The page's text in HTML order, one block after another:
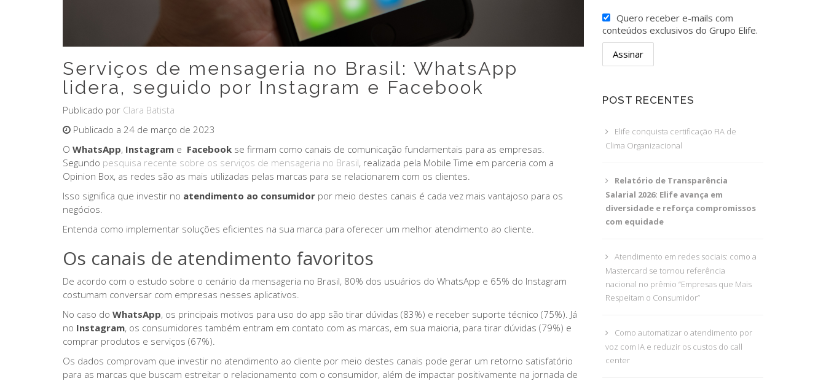
Serviços de mensageria no Brasil: WhatsApp
lidera, seguido por Instagram e Facebook
Publicado por Clara Batista
Publicado a 24 de março de 2023
O WhatsApp, Instagram e Facebook se firmam como canais de comunicação fundamentais para as empresas.
Segundo pesquisa recente sobre os serviços de mensageria no Brasil, realizada pela Mobile Time em parceria com a
Opinion Box, as redes são as mais utilizadas pelas marcas para se relacionarem com os clientes.
Isso significa que investir no atendimento ao consumidor por meio destes canais é cada vez mais vantajoso para os
negócios.
Entenda como implementar soluções eficientes na sua marca para oferecer um melhor atendimento ao cliente.
Os canais de atendimento favoritos
De acordo com o estudo sobre o cenário da mensageria no Brasil, 80% dos usuários do WhatsApp e 65% do Instagram
costumam conversar com empresas nesses aplicativos.
No caso do WhatsApp, os principais motivos para uso do app são tirar dúvidas (83%) e receber suporte técnico (75%). Já
no Instagram, os consumidores também entram em contato com as marcas, em sua maioria, para tirar dúvidas (79%) e
comprar produtos e serviços (67%).
Os dados comprovam que investir no atendimento ao cliente por meio destes canais pode gerar um retorno satisfatório
para as marcas que buscam estreitar o relacionamento com o consumidor, além de impactar positivamente na jornada de
Quero receber e-mails com
conteúdos exclusivos do Grupo Elife.
POST RECENTES
Elife conquista certificação FIA de
Clima Organizacional
Relatório de Transparência
Salarial 2026: Elife avança em
diversidade e reforça compromissos
com equidade
Atendimento em redes sociais: como a
Mastercard se tornou referência
nacional no prêmio “Empresas que Mais
Respeitam o Consumidor”
Como automatizar o atendimento por
voz com IA e reduzir os custos do call
center